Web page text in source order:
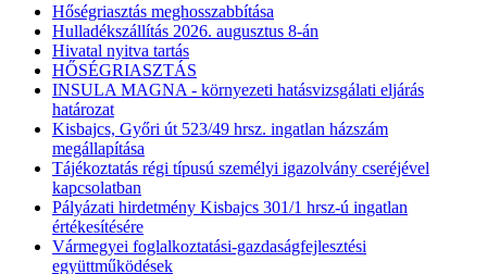
Hőségriasztás meghosszabbítása
Hulladékszállítás 2026. augusztus 8-án
Hivatal nyitva tartás
HŐSÉGRIASZTÁS
INSULA MAGNA - környezeti hatásvizsgálati eljárás
határozat
Kisbajcs, Győri út 523/49 hrsz. ingatlan házszám
megállapítása
Tájékoztatás régi típusú személyi igazolvány cseréjével
kapcsolatban
Pályázati hirdetmény Kisbajcs 301/1 hrsz-ú ingatlan
értékesítésére
Vármegyei foglalkoztatási-gazdaságfejlesztési
együttműködések